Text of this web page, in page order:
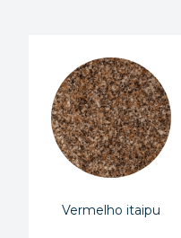
Vermelho itaipu